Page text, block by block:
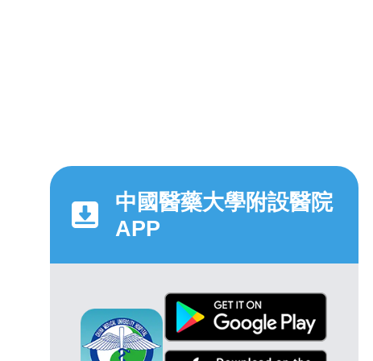
中國醫藥大學附設醫院
APP